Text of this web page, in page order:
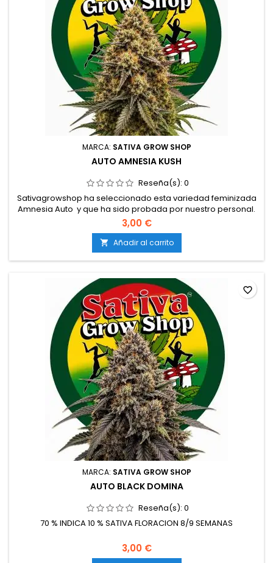
MARCA: SATIVA GROW SHOP
AUTO AMNESIA KUSH
Reseña(s): 0
Sativagrowshop ha seleccionado esta variedad feminizada
Amnesia Auto y que ha sido probada por nuestro personal.
Semillas de marihuana feminizadas a granel a 1
€Genética: Amnesia Haze x OG KushTipo: 70% sativa / 30%
índicaContenido de THC: Hasta 22%Tiempo de floración: 9–
10 semanas en interiorProducción en interior: 500–600 g/m²...
3,00 €
 Añadir al carrito
MARCA: SATIVA GROW SHOP
AUTO BLACK DOMINA
Reseña(s): 0
70 % INDICA 10 % SATIVA FLORACION 8/9 SEMANAS
3,00 €
favorite_border